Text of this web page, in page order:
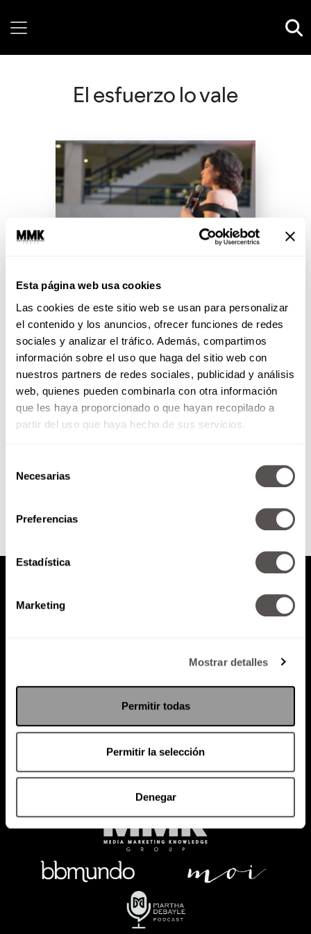
Esta página web usa cookies
Las cookies de este sitio web se usan para personalizar
el contenido y los anuncios, ofrecer funciones de redes
sociales y analizar el tráfico. Además, compartimos
información sobre el uso que haga del sitio web con
nuestros partners de redes sociales, publicidad y análisis
web, quienes pueden combinarla con otra información
que les haya proporcionado o que hayan recopilado a
partir del uso que haya hecho de sus servicios.
Necesarias
Preferencias
Estadística
Marketing
Mostrar detalles
Permitir todas
Permitir la selección
Denegar
El esfuerzo lo vale
El esfuerzo lo vale
Criar hijos con un critero propio
es mucho más difícil y agotador,
pero sin duda es lo mejor que
puedes...
Política de Privacidad
PODCAST RADIO MARTHA EVENTOS
SACA TU ID